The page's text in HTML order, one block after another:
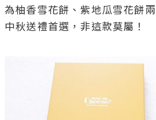
為柚香雪花餅、紫地瓜雪花餅
中秋送禮首選，非這款莫屬！